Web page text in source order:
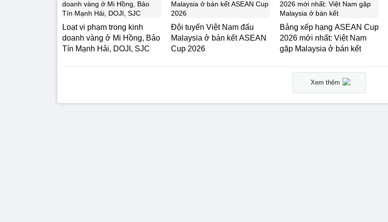
Loạt vi phạm trong kinh
doanh vàng ở Mi Hồng, Bảo
Tín Mạnh Hải, DOJI, SJC
Đội tuyển Việt Nam đấu
Malaysia ở bán kết ASEAN
Cup 2026
Bảng xếp hạng ASEAN Cup
2026 mới nhất: Việt Nam
gặp Malaysia ở bán kết
Xem thêm